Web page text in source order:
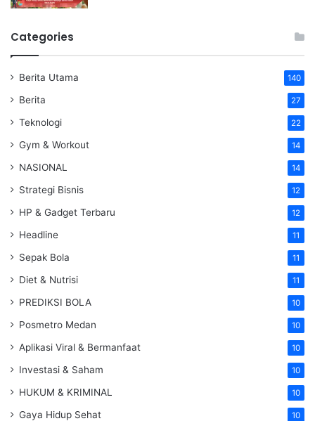
Categories
Berita Utama 140
Berita 27
Teknologi 22
Gym & Workout 14
NASIONAL 14
Strategi Bisnis 12
HP & Gadget Terbaru 12
Headline 11
Sepak Bola 11
Diet & Nutrisi 11
PREDIKSI BOLA 10
Posmetro Medan 10
Aplikasi Viral & Bermanfaat 10
Investasi & Saham 10
HUKUM & KRIMINAL 10
Gaya Hidup Sehat 10